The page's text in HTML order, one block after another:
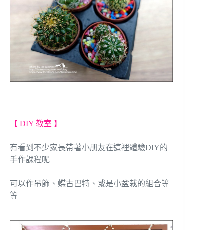
【 DIY 教室 】
有看到不少家長帶著小朋友在這裡體驗DIY的
手作課程呢
可以作吊飾、蝶古巴特、或是小盆栽的組合等
等